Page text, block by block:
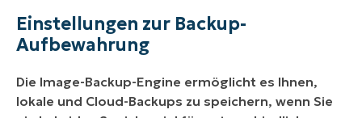
Einstellungen zur Backup-
Aufbewahrung
Die Image-Backup-Engine ermöglicht es Ihnen,
lokale und Cloud-Backups zu speichern, wenn Sie